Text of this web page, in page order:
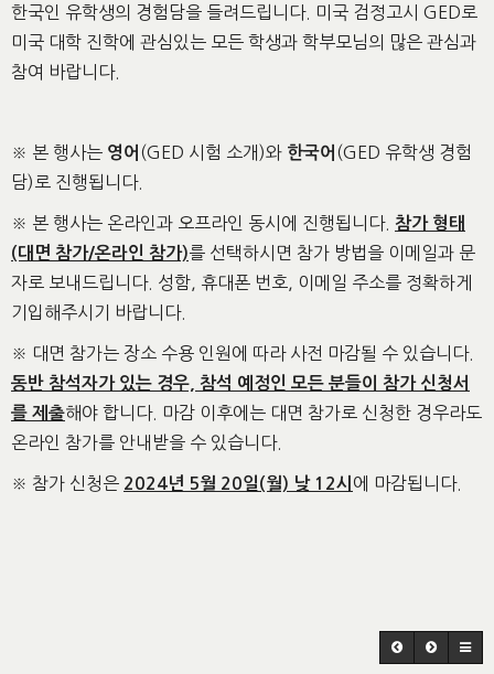
한국인 유학생의 경험담을 들려드립니다. 미국 검정고시 GED로
미국 대학 진학에 관심있는 모든 학생과 학부모님의 많은 관심과
참여 바랍니다.
※ 본 행사는 영어 (GED 시험 소개)와 한국어 (GED 유학생 경험
담) 로 진행됩니다.
※ 본 행사는 온라인과 오프라인 동시에 진행됩니다. 참가 형태
(대면 참가/온라인 참가)를 선택하시면 참가 방법을 이메일과 문
자로 보내드립니다. 성함, 휴대폰 번호, 이메일 주소를 정확하게
기입해주시기 바랍니다.
※ 대면 참가는 장소 수용 인원에 따라 사전 마감될 수 있습니다.
동반 참석자가 있는 경우, 참석 예정인 모든 분들이 참가 신청서
를 제출해야 합니다. 마감 이후에는 대면 참가로 신청한 경우라도
온라인 참가를 안내받을 수 있습니다.
※ 참가 신청은 2024년 5월 20일(월) 낮 12시 에 마감됩니다.